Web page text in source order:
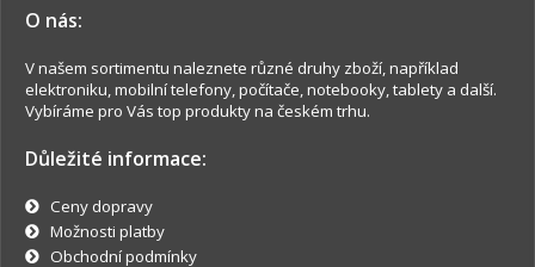
O nás:
V našem sortimentu naleznete různé druhy zboží, například
elektroniku, mobilní telefony, počítače, notebooky, tablety a další.
Vybíráme pro Vás top produkty na českém trhu.
Důležité informace:
Ceny dopravy
Možnosti platby
Obchodní podmínky